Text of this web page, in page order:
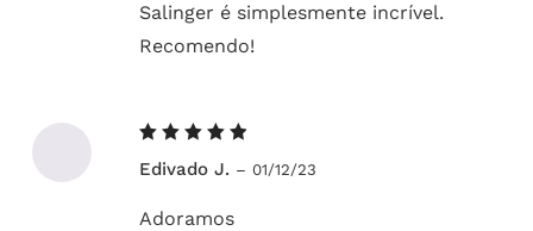
Salinger é simplesmente incrível.
Recomendo!
5de 5
Edivado J. – 01/12/23
Adoramos